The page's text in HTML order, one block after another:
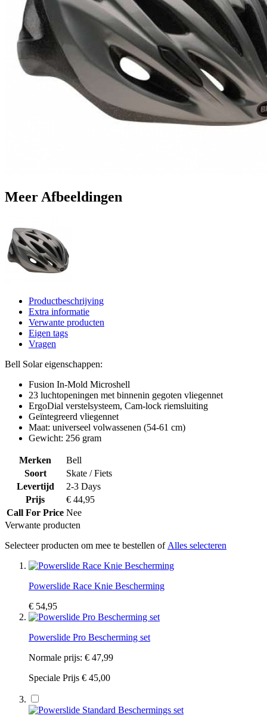
Meer Afbeeldingen
Productbeschrijving
Extra informatie
Verwante producten
Eigen tags
Vragen
Bell Solar eigenschappen:
Fusion In-Mold Microshell
23 luchtopeningen met binnenin gegoten vliegennet
ErgoDial verstelsysteem, Cam-lock riemsluiting
Geïntegreerd vliegennet
Maat: universeel volwassenen (54-61 cm)
Gewicht: 256 gram
Merken
Bell
Soort
Skate / Fiets
Levertijd
2-3 Days
Prijs
€ 44,95
Call For Price Nee
Verwante producten
Selecteer producten om mee te bestellen of Alles selecteren
Powerslide Race Knie Bescherming
€ 54,95
Powerslide Pro Bescherming set
Normale prijs: € 47,99
Speciale Prijs € 45,00